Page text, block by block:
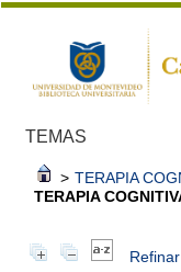
TEMAS
> TERAPIA
TERAPIA